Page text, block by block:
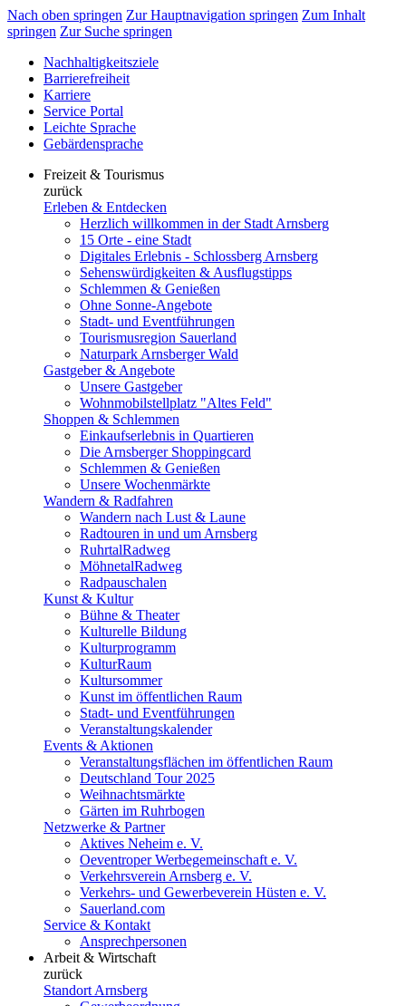
Nach oben springen Zur Hauptnavigation springen Zum Inhalt
springen Zur Suche springen
Nachhaltigkeitsziele
Barrierefreiheit
Karriere
Service Portal
Leichte Sprache
Gebärdensprache
Freizeit & Tourismus
zurück
Erleben & Entdecken
Herzlich willkommen in der Stadt Arnsberg
15 Orte - eine Stadt
Digitales Erlebnis - Schlossberg Arnsberg
Sehenswürdigkeiten & Ausflugstipps
Schlemmen & Genießen
Ohne Sonne-Angebote
Stadt- und Eventführungen
Tourismusregion Sauerland
Naturpark Arnsberger Wald
Gastgeber & Angebote
Unsere Gastgeber
Wohnmobilstellplatz "Altes Feld"
Shoppen & Schlemmen
Einkaufserlebnis in Quartieren
Die Arnsberger Shoppingcard
Schlemmen & Genießen
Unsere Wochenmärkte
Wandern & Radfahren
Wandern nach Lust & Laune
Radtouren in und um Arnsberg
RuhrtalRadweg
MöhnetalRadweg
Radpauschalen
Kunst & Kultur
Bühne & Theater
Kulturelle Bildung
Kulturprogramm
KulturRaum
Kultursommer
Kunst im öffentlichen Raum
Stadt- und Eventführungen
Veranstaltungskalender
Events & Aktionen
Veranstaltungsflächen im öffentlichen Raum
Deutschland Tour 2025
Weihnachtsmärkte
Gärten im Ruhrbogen
Netzwerke & Partner
Aktives Neheim e. V.
Oeventroper Werbegemeinschaft e. V.
Verkehrsverein Arnsberg e. V.
Verkehrs- und Gewerbeverein Hüsten e. V.
Sauerland.com
Service & Kontakt
Ansprechpersonen
Arbeit & Wirtschaft
zurück
Standort Arnsberg